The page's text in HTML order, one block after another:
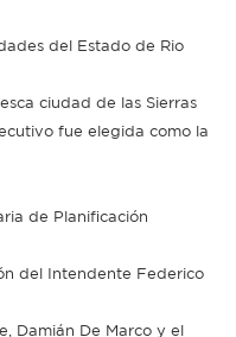
del Estado de Rio
ciudad de las Sierras
fue elegida como la
de Planificación
del Intendente Federico
Damián De Marco y el